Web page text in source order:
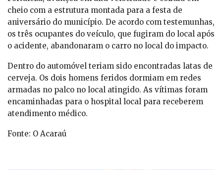
cheio com a estrutura montada para a festa de
aniversário do município. De acordo com testemunhas,
os três ocupantes do veículo, que fugiram do local após
o acidente, abandonaram o carro no local do impacto.
Dentro do automóvel teriam sido encontradas latas de
cerveja. Os dois homens feridos dormiam em redes
armadas no palco no local atingido. As vítimas foram
encaminhadas para o hospital local para receberem
atendimento médico.
Fonte: O Acaraú